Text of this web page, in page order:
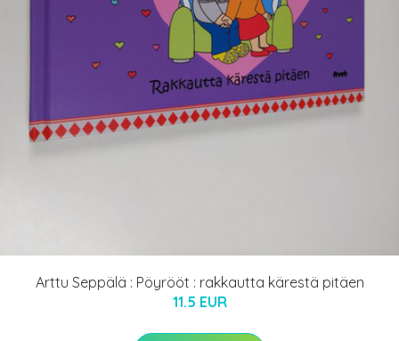
Arttu Seppälä : Pöyrööt : rakkautta kärestä pitäen
11.5 EUR